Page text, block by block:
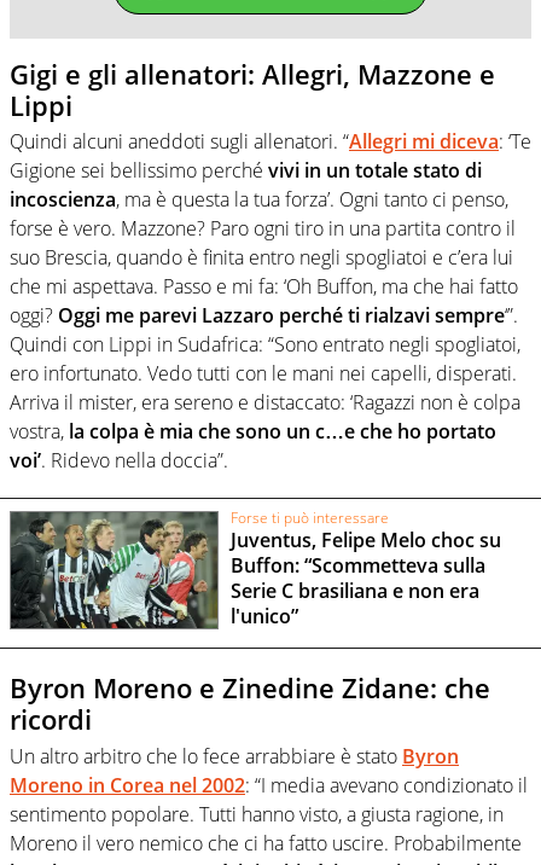
Gigi e gli allenatori: Allegri, Mazzone e
Lippi
Quindi alcuni aneddoti sugli allenatori. “Allegri mi diceva: ‘Te
Gigione sei bellissimo perché vivi in un totale stato di
incoscienza, ma è questa la tua forza’. Ogni tanto ci penso,
forse è vero. Mazzone? Paro ogni tiro in una partita contro il
suo Brescia, quando è finita entro negli spogliatoi e c’era lui
che mi aspettava. Passo e mi fa: ‘Oh Buffon, ma che hai fatto
oggi? Oggi me parevi Lazzaro perché ti rialzavi sempre‘”.
Quindi con Lippi in Sudafrica: “Sono entrato negli spogliatoi,
ero infortunato. Vedo tutti con le mani nei capelli, disperati.
Arriva il mister, era sereno e distaccato: ‘Ragazzi non è colpa
vostra, la colpa è mia che sono un c…e che ho portato
voi’. Ridevo nella doccia”.
Forse ti può interessare
Juventus, Felipe Melo choc su
Buffon: “Scommetteva sulla
Serie C brasiliana e non era
l'unico”
Byron Moreno e Zinedine Zidane: che
ricordi
Un altro arbitro che lo fece arrabbiare è stato Byron
Moreno in Corea nel 2002: “I media avevano condizionato il
sentimento popolare. Tutti hanno visto, a giusta ragione, in
Moreno il vero nemico che ci ha fatto uscire. Probabilmente